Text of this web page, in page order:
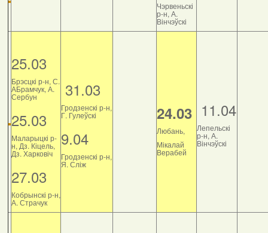
Чэрвеньскі
р-н, А.
Вінчэўскі
25.03
Брэсцкі р-н, С.
АБрамчук, А.
Сербун
25.03
Маларыцкі р-
н, Дз. Кіцель,
Дз. Харковіч
27.03
Кобрынскі р-н,
А. Страчук
31.03
Гродзенскі р-н,
Г. Гулеўскі
9.04
Гродзенскі р-н,
Я. Сліж
24.03
Любань,
Мікалай
Верабей
11.04
Лепельскі
р-н, А.
Вінчэўскі